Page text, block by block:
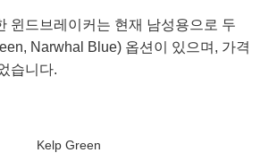
윈드브레이커는 현재 남성용으로 두
Narwhal Blue) 옵션이 있으며, 가격
습니다.
Kelp Green